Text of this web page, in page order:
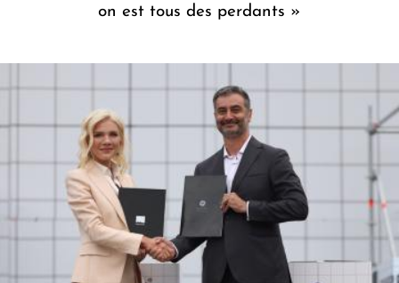
on est tous des perdants »